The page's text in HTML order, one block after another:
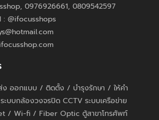
0976926661, 0809542597
: @ifocusshops
ง ออกแบบ / ติดตั้ง / บำรุงรักษา / ให้คำ
ะบบกล้องวงจรปิด CCTV ระบบเครือข่าย
/ Wi-fi / Fiber Optic ตู้สาขาโทรศัพท์